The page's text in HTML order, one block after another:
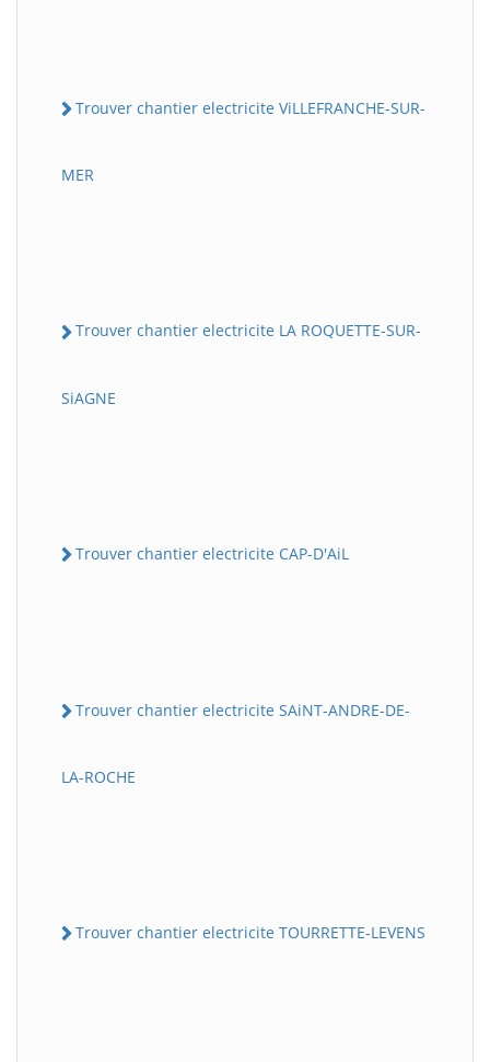
Trouver chantier electricite ViLLEFRANCHE-SUR-
MER
Trouver chantier electricite LA ROQUETTE-SUR-
SiAGNE
Trouver chantier electricite CAP-D'AiL
Trouver chantier electricite SAiNT-ANDRE-DE-
LA-ROCHE
Trouver chantier electricite TOURRETTE-LEVENS